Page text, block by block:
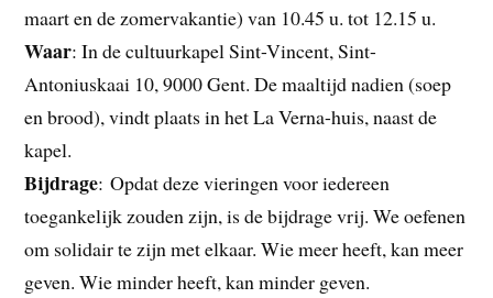
maart en de zomervakantie) van 10.45 u. tot 12.15 u.
Waar: In de cultuurkapel Sint-Vincent, Sint-
Antoniuskaai 10, 9000 Gent. De maaltijd nadien (soep
en brood), vindt plaats in het La Verna-huis, naast de
kapel.
Bijdrage: Opdat deze vieringen voor iedereen
toegankelijk zouden zijn, is de bijdrage vrij. We oefenen
om solidair te zijn met elkaar. Wie meer heeft, kan meer
geven. Wie minder heeft, kan minder geven.